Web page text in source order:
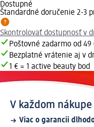
Dostupné
Štandardné doručenie 2-3
Skontrolovať dostupnosť v
Poštovné zadarmo od
Bezplatné vrátenie aj v
1 € = 1 active beauty bod
V každom
Viac o garancii